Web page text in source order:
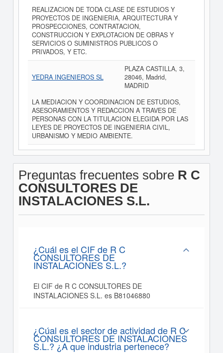
REALIZACION DE TODA CLASE DE ESTUDIOS Y
PROYECTOS DE INGENIERIA, ARQUITECTURA Y
PROSPECCIONES, CONTRATACION,
CONSTRUCCION Y EXPLOTACION DE OBRAS Y
SERVICIOS O SUMINISTROS PUBLICOS O
PRIVADOS, Y ETC.
YEDRA INGENIEROS SL
PLAZA CASTILLA, 3,
28046, Madrid,
MADRID
LA MEDIACION Y COORDINACION DE ESTUDIOS,
ASESORAMIENTOS Y REDACCION A TRAVES DE
PERSONAS CON LA TITULACION ELEGIDA POR LAS
LEYES DE PROYECTOS DE INGENIERIA CIVIL,
URBANISMO Y MEDIO AMBIENTE.
Preguntas frecuentes sobre R C
CONSULTORES DE
INSTALACIONES S.L.
¿Cuál es el CIF de R C
CONSULTORES DE
INSTALACIONES S.L.?
El CIF de R C CONSULTORES DE
INSTALACIONES S.L. es B81046880
¿Cúal es el sector de actividad de R C
CONSULTORES DE INSTALACIONES
S.L.? ¿A que industria pertenece?